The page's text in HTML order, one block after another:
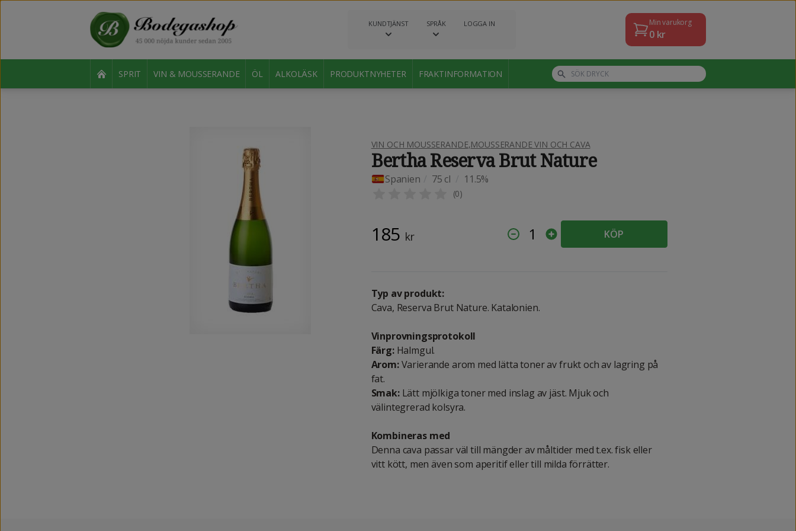
KUNDTJÄNST SPRÅK LOGGA IN Min varukorg
0kr
SPRIT VIN & MOUSSERANDE ÖL ALKOLÄSK PRODUKTNYHETER FRAKTINFORMATION
VIN OCH MOUSSERANDE,MOUSSERANDE VIN OCH CAVA
Bertha Reserva Brut Nature
Spanien 75 cl 11.5%
(0)
185 kr 1 KÖP
Typ av produkt:
Cava, Reserva Brut Nature. Katalonien.
Vinprovningsprotokoll
Färg:Halmgul.
Arom:Varierande arom med lätta toner av frukt och av lagring på
fat.
Smak:Lätt mjölkiga toner med inslag av jäst. Mjuk och
välintegrerad kolsyra.
Kombineras med
Denna cava passar väl till mängder av måltider med t.ex. fisk eller
vitt kött, men även som aperitif eller till milda förrätter.